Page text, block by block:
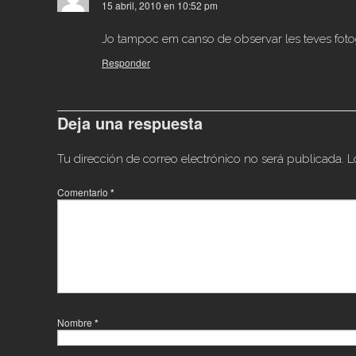
15 abril, 2010 en 10:52 pm
Jo tampoc em canso de observar les teves
Responder
Deja una respuesta
Tu dirección de correo electrónico no será publicada.
Comentario *
Nombre *